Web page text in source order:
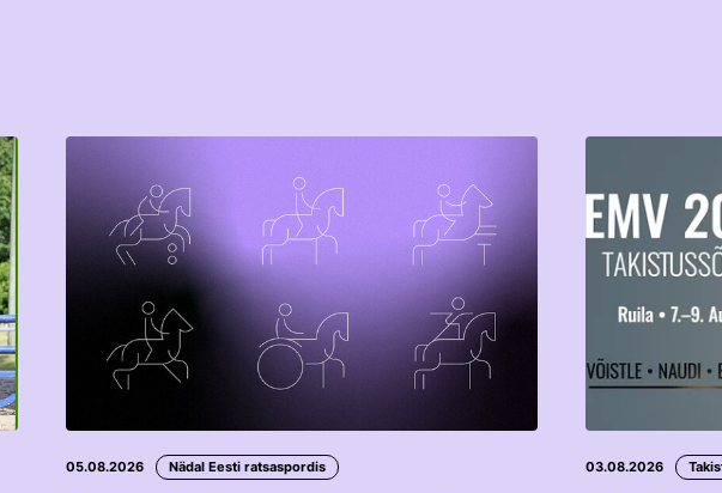
05.08.2026 Nädal Eesti ratsaspordis 03.08.2026